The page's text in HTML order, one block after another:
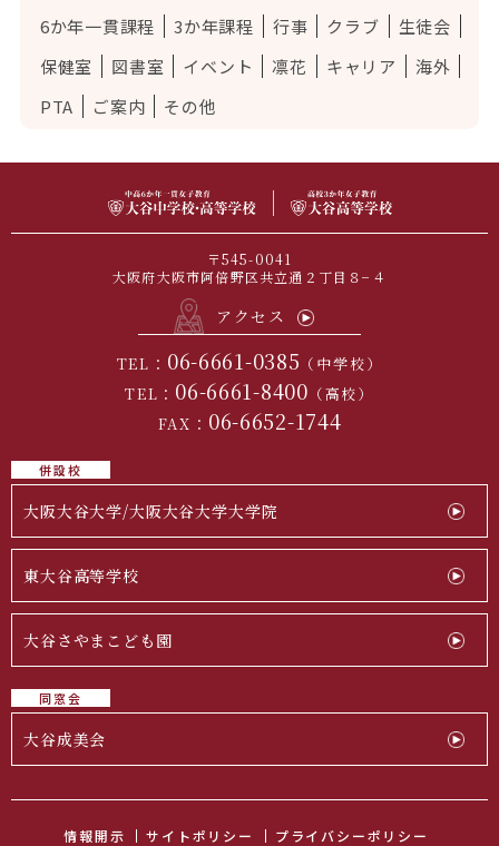
6か年一貫課程
3か年課程 行事 クラブ
生徒会
保健室
図書室 イベント 凛花 キャリア
海外
PTA
ご案内 その他
〒545-0041
大阪府大阪市阿倍野区共立通２丁目８−４
アクセス
TEL： 06-6661-0385 （中学校）
TEL： 06-6661-8400 （高校）
FAX： 06-6652-1744
併設校
大阪大谷大学/大阪大谷大学大学院
東大谷高等学校
大谷さやまこども園
同窓会
大谷成美会
情報開示 サイトポリシー プライバシーポリシー